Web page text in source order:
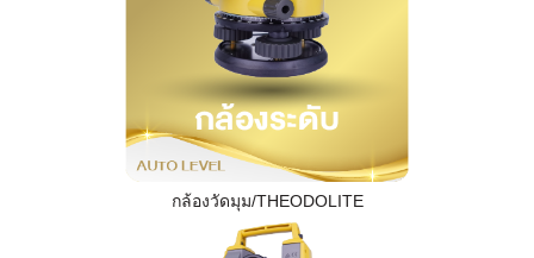
กล้องวัดมุม/THEODOLITE